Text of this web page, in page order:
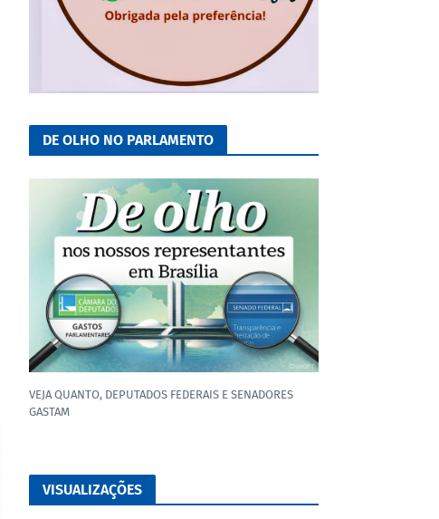
DE OLHO NO PARLAMENTO
VEJA QUANTO, DEPUTADOS FEDERAIS E SENADORES
GASTAM
VISUALIZAÇÕES